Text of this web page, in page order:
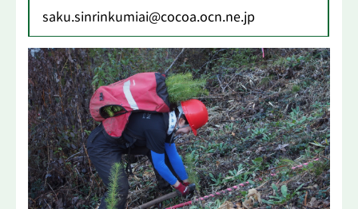
saku.sinrinkumiai@cocoa.ocn.ne.jp